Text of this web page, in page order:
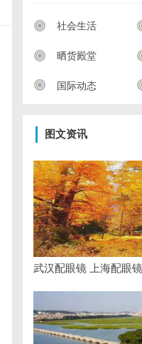
社会生活
晒货殿堂
国际动态
图文资讯
武汉配眼镜 上海配眼镜